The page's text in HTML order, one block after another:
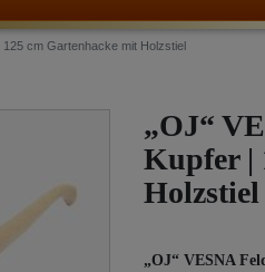
125 cm Gartenhacke mit Holzstiel
„OJ“
Kupfer |
Holzstiel
„OJ“ VESNA